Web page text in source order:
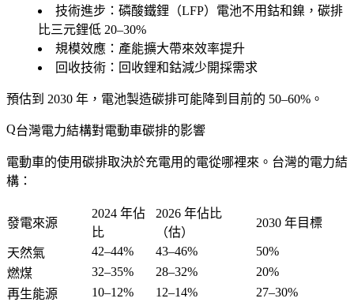
技術進步 ：磷酸鐵鋰（LFP）電池不用鈷和鎳，碳排
比三元鋰低 20–30%
規模效應 ：產能擴大帶來效率提升
回收技術 ：回收鋰和鈷減少開採需求
預估到 2030 年，電池製造碳排可能降到目前的 50–60%。
台灣電力結構對電動車碳排的影響
電動車的使用碳排取決於充電用的電從哪裡來。台灣的電力結
構：
發電來源
2024 年佔
比
2026 年佔比
（估）
2030 年目標
天然氣 42–44% 43–46%
50%
燃煤
32–35% 28–32%
20%
再生能源
10–12% 12–14% 27–30%